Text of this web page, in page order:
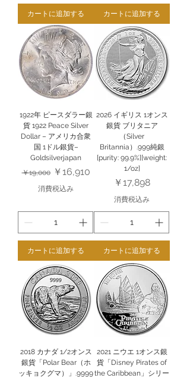
カートに追加する カートに追加する
1922年 ピースダラー銀
貨 1922 Peace Silver
Dollar – アメリカ合衆
国 1ドル銀貨–
Goldsilverjapan
通常価格
￥19,000 セール価格
￥16,910
消費税込み
カートに追加する
2026 イギリス 1オンス
銀貨 ブリタニア
（Silver
Britannia）.999純銀
[purity: 99.9%][weight:
1/oz]
価格
￥17,898
消費税込み
カートに追加する
2018 カナダ 1/2オンス
銀貨「Polar Bear（ホ
ッキョクグマ）」.9999
2021 ニウエ 1オンス銀
貨「Disney Pirates of
the Caribbean」シリー